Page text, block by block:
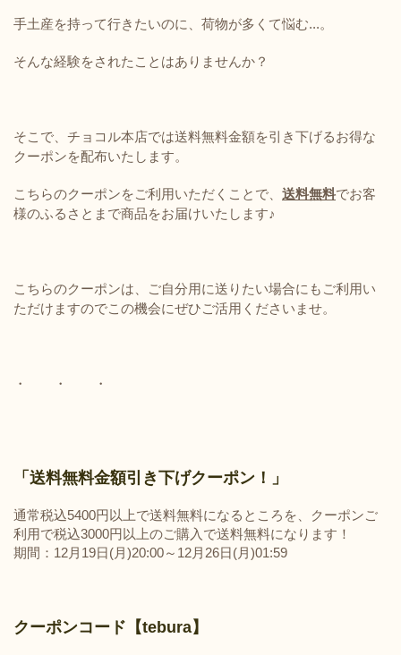
手土産を持って行きたいのに、荷物が多くて悩む...。
そんな経験をされたことはありませんか？
そこで、チョコル本店では送料無料金額を引き下げるお得な
クーポンを配布いたします。
こちらのクーポンをご利用いただくことで、 送料無料でお客
様のふるさとまで商品をお届けいたします♪
こちらのクーポンは、ご自分用に送りたい場合にもご利用い
ただけますのでこの機会にぜひご活用くださいませ。
・ ・ ・
「送料無料金額引き下げクーポン！」
通常税込5400円以上で送料無料になるところを、クーポンご
利用で税込3000円以上のご購入で送料無料になります！
期間：12月19日(月)20:00～12月26日(月)01:59
クーポンコード【tebura】